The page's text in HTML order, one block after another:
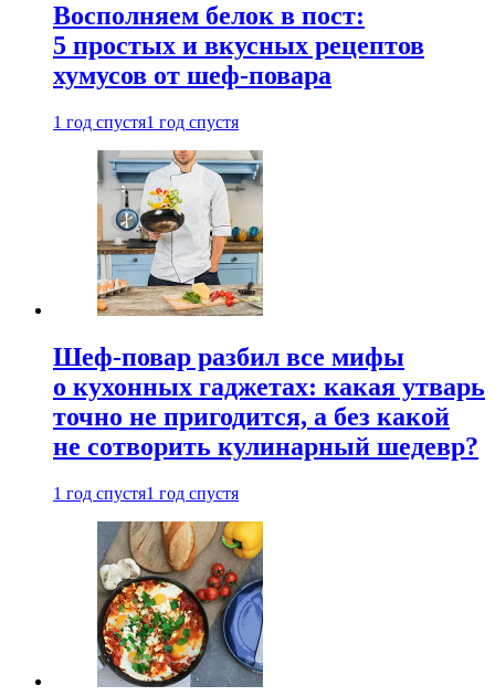
Восполняем белок в пост:
5 простых и вкусных рецептов
хумусов от шеф-повара
1 год спустя1 год спустя
Шеф-повар разбил все мифы
о кухонных гаджетах: какая утварь
точно не пригодится, а без какой
не сотворить кулинарный шедевр?
1 год спустя1 год спустя